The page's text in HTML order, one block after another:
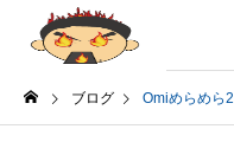
ブログ Omiめらめら2